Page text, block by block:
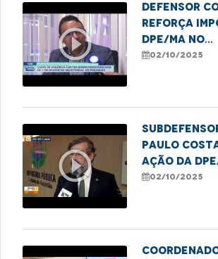
play_circle_outline
Defensor
reforça
DPE/MA no
02/10/2025
play_circle_outline
Paulo
ação da
alusão ao
02/10/2025